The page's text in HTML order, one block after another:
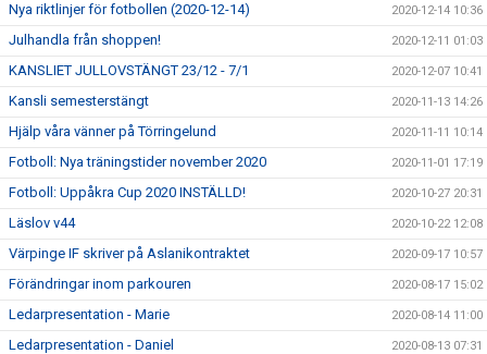
Nya riktlinjer för fotbollen (2020-12-14) 2020-12-14 10:36
Julhandla från shoppen! 2020-12-11 01:03
KANSLIET JULLOVSTÄNGT 23/12 - 7/1 2020-12-07 10:41
Kansli semesterstängt 2020-11-13 14:26
Hjälp våra vänner på Törringelund 2020-11-11 10:14
Fotboll: Nya träningstider november 2020 2020-11-01 17:19
Fotboll: Uppåkra Cup 2020 INSTÄLLD! 2020-10-27 20:31
Läslov v44 2020-10-22 12:08
Värpinge IF skriver på Aslanikontraktet 2020-09-17 10:57
Förändringar inom parkouren 2020-08-17 15:02
Ledarpresentation - Marie 2020-08-14 11:00
Ledarpresentation - Daniel 2020-08-13 07:31